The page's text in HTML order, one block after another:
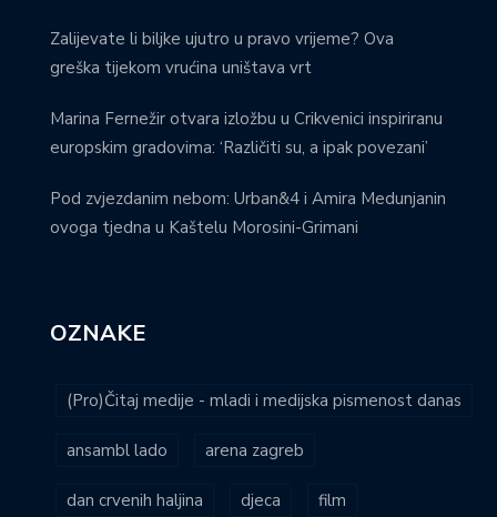
Zalijevate li biljke ujutro u pravo vrijeme? Ova
greška tijekom vrućina uništava vrt
Marina Fernežir otvara izložbu u Crikvenici inspiriranu
europskim gradovima: ‘Različiti su, a ipak povezani’
Pod zvjezdanim nebom: Urban&4 i Amira Medunjanin
ovoga tjedna u Kaštelu Morosini-Grimani
OZNAKE
(Pro)Čitaj medije - mladi i medijska pismenost danas
ansambl lado arena zagreb
dan crvenih haljina djeca film